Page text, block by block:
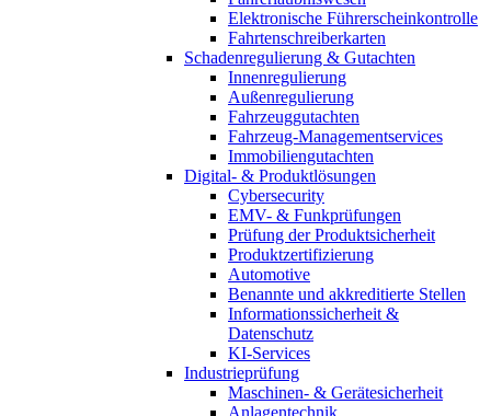
Elektronische Führerscheinkontrolle
Fahrtenschreiberkarten
Schadenregulierung & Gutachten
Innenregulierung
Außenregulierung
Fahrzeuggutachten
Fahrzeug-Managementservices
Immobiliengutachten
Digital- & Produktlösungen
Cybersecurity
EMV- & Funkprüfungen
Prüfung der Produktsicherheit
Produktzertifizierung
Automotive
Benannte und akkreditierte Stellen
Informationssicherheit &
Datenschutz
KI-Services
Industrieprüfung
Maschinen- & Gerätesicherheit
Anlagentechnik